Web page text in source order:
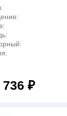
режиме
в режиме
внутреннего
736 ₽